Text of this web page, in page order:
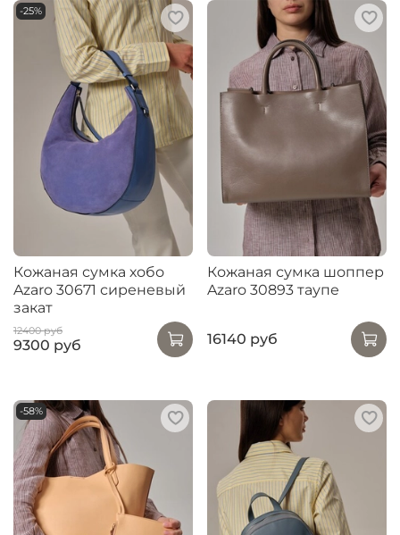
-25%
Кожаная сумка хобо
Azaro 30671 сиреневый
закат
12400 руб
9300 руб
Кожаная сумка шоппер
Azaro 30893 таупе
16140 руб
-58%